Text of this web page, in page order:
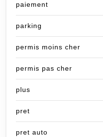
paiement
parking
permis moins cher
permis pas cher
plus
pret
pret auto